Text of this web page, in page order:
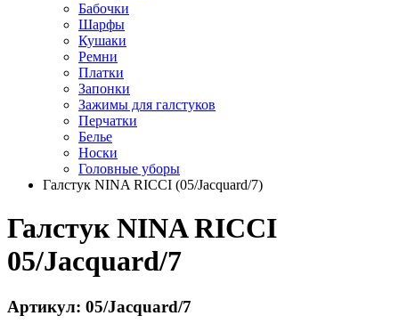
Бабочки
Шарфы
Кушаки
Ремни
Платки
Запонки
Зажимы для галстуков
Перчатки
Белье
Носки
Головные уборы
Галстук NINA RICCI (05/Jacquard/7)
Галстук NINA RICCI
05/Jacquard/7
Артикул: 05/Jacquard/7